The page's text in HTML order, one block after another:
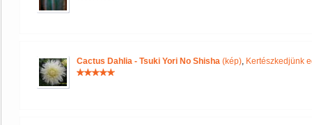
Cactus Dahlia - Tsuki Yori No Shisha (kép), Kertészkedjünk